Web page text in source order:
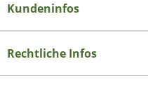
Kundeninfos
Rechtliche Infos